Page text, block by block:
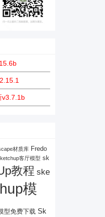
v3.7.1b
材质库 Fredo
客厅模型 sk
教程 ske
模
型免费下载 Sk